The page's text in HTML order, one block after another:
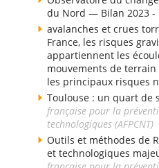
du Nord — Bilan 2023 -
avalanches et crues
France, les risques
appartiennent les
mouvements de
les principaux risques
Toulouse : un quart de
française pour la
technologiques (AFPCNT)
Outils et méthodes de
et technologiques